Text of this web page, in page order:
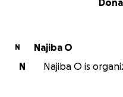
N
Najiba O
N
Najiba O is